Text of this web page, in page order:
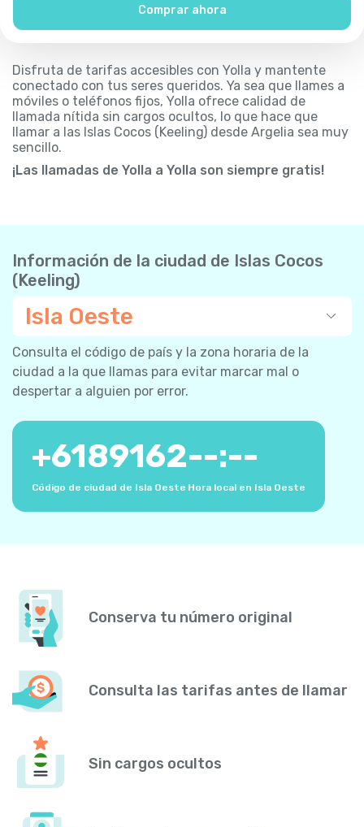
Comprar ahora
Disfruta de tarifas accesibles con Yolla y mantente
conectado con tus seres queridos. Ya sea que llames a
móviles o teléfonos fijos, Yolla ofrece calidad de
llamada nítida sin cargos ocultos, lo que hace que
llamar a las Islas Cocos (Keeling) desde Argelia sea muy
sencillo.
¡Las llamadas de Yolla a Yolla son siempre gratis!
Información de la ciudad de Islas Cocos
(Keeling)
Isla Oeste
Consulta el código de país y la zona horaria de la
ciudad a la que llamas para evitar marcar mal o
despertar a alguien por error.
+6189162
Código de ciudad de Isla Oeste
--:--
Hora local en Isla Oeste
Conserva tu número original
Consulta las tarifas antes de llamar
Sin cargos ocultos